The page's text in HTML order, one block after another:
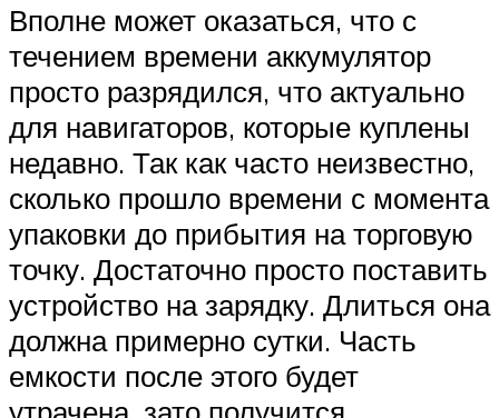
Вполне может оказаться, что с
течением времени аккумулятор
просто разрядился, что актуально
для навигаторов, которые куплены
недавно. Так как часто неизвестно,
сколько прошло времени с момента
упаковки до прибытия на торговую
точку. Достаточно просто поставить
устройство на зарядку. Длиться она
должна примерно сутки. Часть
емкости после этого будет